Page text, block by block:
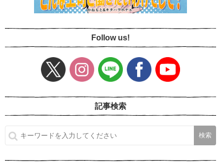
Follow us!
記事検索